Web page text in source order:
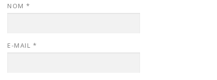
NOM *
E-MAIL *